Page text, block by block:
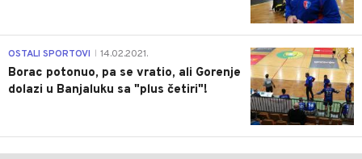
3
OSTALI SPORTOVI 14.02.2021.
Borac potonuo, pa se vratio, ali Gorenje
dolazi u Banjaluku sa "plus četiri"!